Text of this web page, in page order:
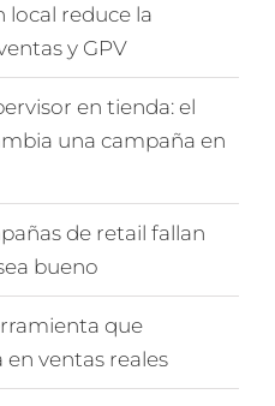
local reduce la
y GPV
en tienda: el
una campaña en
de retail fallan
bueno
que
ventas reales